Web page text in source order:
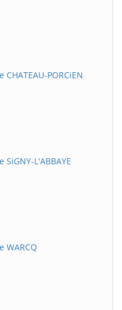
PORCiEN
L'ABBAYE